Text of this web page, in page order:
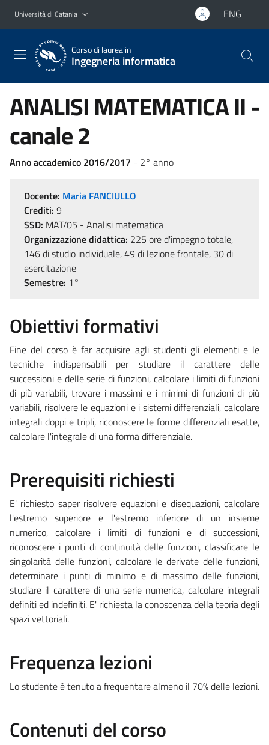
Vai al contenuto principale
Vai al menu di navigazione
Università di Catania ENG
Corso di laurea in
Ingegneria informatica
ANALISI MATEMATICA II -
canale 2
Anno accademico 2016/2017 - 2° anno
Docente: Maria FANCIULLO
Crediti: 9
SSD: MAT/05 - Analisi matematica
Organizzazione didattica: 225 ore d'impegno totale,
146 di studio individuale, 49 di lezione frontale, 30 di
esercitazione
Semestre: 1°
Obiettivi formativi
Fine del corso è far acquisire agli studenti gli elementi e le
tecniche indispensabili per studiare il carattere delle
successioni e delle serie di funzioni, calcolare i limiti di funzioni
di più variabili, trovare i massimi e i minimi di funzioni di più
variabili, risolvere le equazioni e i sistemi differenziali, calcolare
integrali doppi e tripli, riconoscere le forme differenziali esatte,
calcolare l'integrale di una forma differenziale.
Prerequisiti richiesti
E' richiesto saper risolvere equazioni e disequazioni, calcolare
l'estremo superiore e l'estremo inferiore di un insieme
numerico, calcolare i limiti di funzioni e di successioni,
riconoscere i punti di continuità delle funzioni, classificare le
singolarità delle funzioni, calcolare le derivate delle funzioni,
determinare i punti di minimo e di massimo delle funzioni,
studiare il carattere di una serie numerica, calcolare integrali
definiti ed indefiniti. E' richiesta la conoscenza della teoria degli
spazi vettoriali.
Frequenza lezioni
Lo studente è tenuto a frequentare almeno il 70% delle lezioni.
Contenuti del corso